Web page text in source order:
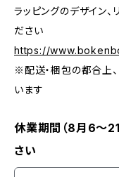
ラッピングのデザイン
ださい
https://
※配送・梱包の都合上
います
休業期間（8月6〜
さい